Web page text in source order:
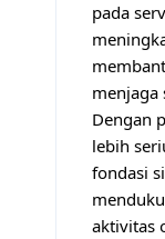
pada
menjaga
Dengan
lebih
fondasi
aktivitas